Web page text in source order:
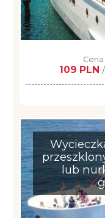
109 PLN
lub